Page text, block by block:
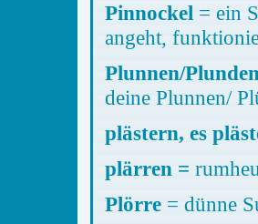
Pinnockel = ein
angeht,
Plunnen/
deine Plunnen/
plästern, es
plärren =
Plörre = dünne